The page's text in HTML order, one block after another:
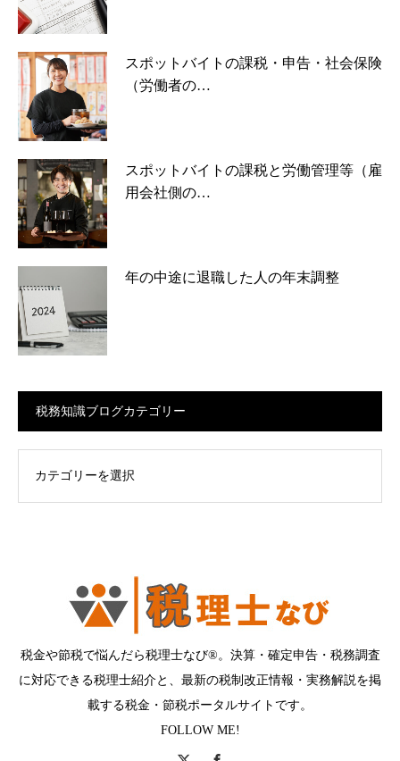
スポットバイトの課税・申告・社会保険
（労働者の…
スポットバイトの課税と労働管理等（雇
用会社側の…
年の中途に退職した人の年末調整
税務知識ブログカテゴリー
税金や節税で悩んだら税理士なび®。決算・確定申告・税務調査
に対応できる税理士紹介と、最新の税制改正情報・実務解説を掲
載する税金・節税ポータルサイトです。
FOLLOW ME!